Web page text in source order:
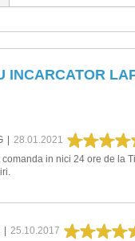
INCARCATOR
28.01.2021
in nici 24 ore de la
25.10.2017